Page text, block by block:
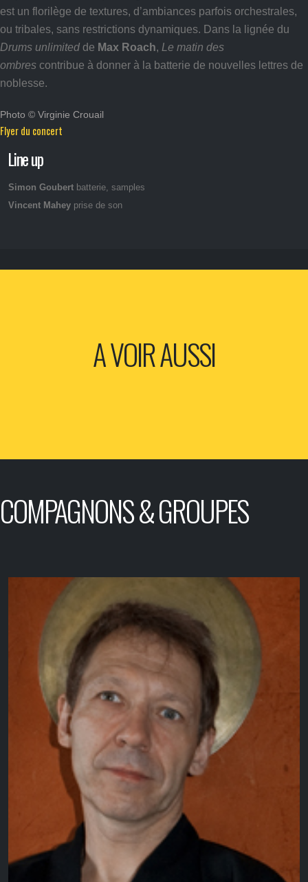
est un florilège de textures, d’ambiances parfois orchestrales,
ou tribales, sans restrictions dynamiques. Dans la lignée du
Drums unlimited de Max Roach, Le matin des
ombres contribue à donner à la batterie de nouvelles lettres de
noblesse.
Photo © Virginie Crouail
Flyer du concert
Line up
Simon Goubert batterie, samples
Vincent Mahey prise de son
A VOIR AUSSI
COMPAGNONS & GROUPES